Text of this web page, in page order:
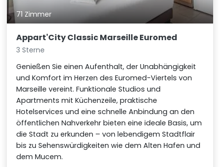
71 Zimmer
Appart'City Classic Marseille Euromed
3 Sterne
Genießen Sie einen Aufenthalt, der Unabhängigkeit
und Komfort im Herzen des Euromed-Viertels von
Marseille vereint. Funktionale Studios und
Apartments mit Küchenzeile, praktische
Hotelservices und eine schnelle Anbindung an den
öffentlichen Nahverkehr bieten eine ideale Basis, um
die Stadt zu erkunden – von lebendigem Stadtflair
bis zu Sehenswürdigkeiten wie dem Alten Hafen und
dem Mucem.